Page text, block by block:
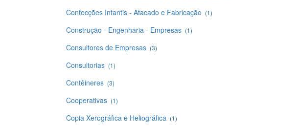
Confecções Infantis - Atacado e Fabricação (1)
Construção - Engenharia - Empresas (1)
Consultores de Empresas (3)
Consultorias (1)
Contêineres (3)
Cooperativas (1)
Copia Xerográfica e Heliográfica (1)